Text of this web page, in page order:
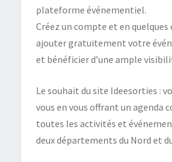
plateforme événementiel.
Créez un compte et en quelques
ajouter gratuitement votre
et bénéficier d’une ample
Le souhait du site Ideesorties :
vous en vous offrant un agenda
toutes les activités et
deux départements du Nord et